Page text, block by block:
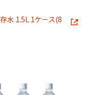
水 1.5L 1ケース(8